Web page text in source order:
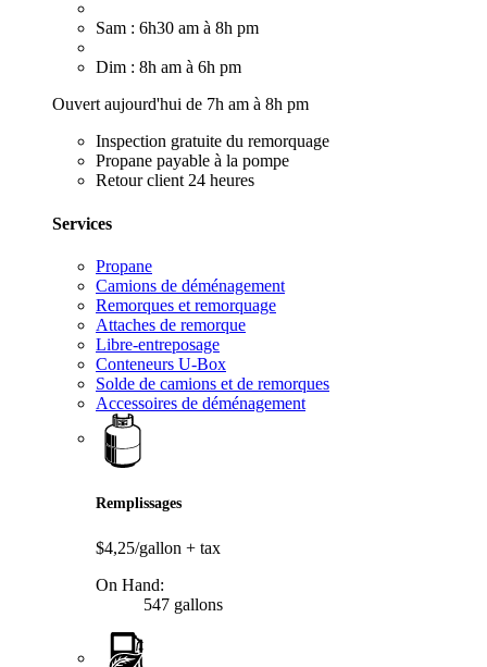
Sam : 6h30 am à 8h pm
Dim : 8h am à 6h pm
Ouvert aujourd'hui de 7h am à 8h pm
Inspection gratuite du remorquage
Propane payable à la pompe
Retour client 24 heures
Services
Propane
Camions de déménagement
Remorques et remorquage
Attaches de remorque
Libre-entreposage
Conteneurs U-Box
Solde de camions et de remorques
Accessoires de déménagement
Remplissages
$4,25/gallon + tax
On Hand:
547 gallons